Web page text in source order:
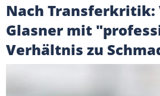
Nach Transferkritik:
Glasner mit
Verhältnis zu